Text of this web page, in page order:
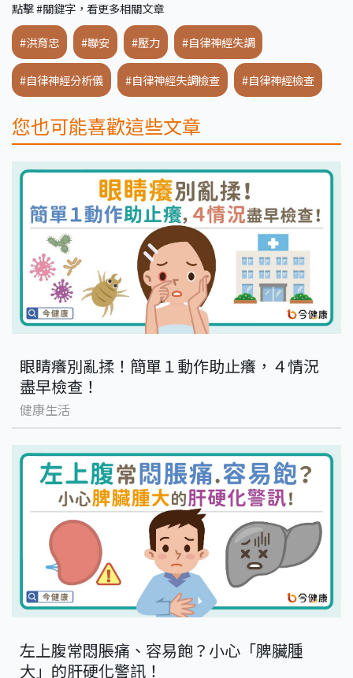
點擊 #關鍵字，看更多相關文章
#洪育忠 #聯安 #壓力 #自律神經失調
#自律神經分析儀 #自律神經失調檢查 #自律神經檢查
您也可能喜歡這些文章
眼睛癢別亂揉！簡單１動作助止癢，４情況
盡早檢查！
健康生活
左上腹常悶脹痛、容易飽？小心「脾臟腫
大」的肝硬化警訊！